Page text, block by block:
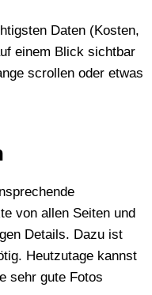
Daten (Kosten,
einem Blick sichtbar
scrollen oder etwas
von allen Seiten und
Details. Dazu ist
Heutzutage kannst
sehr gute Fotos